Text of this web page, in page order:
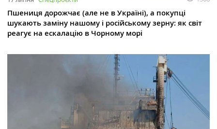
Пшениця дорожчає (але не в Україні), а покупці
шукають заміну нашому і російському зерну: як світ
реагує на ескалацію в Чорному морі